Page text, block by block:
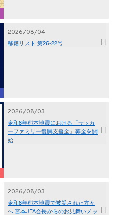
2026/08/04
移籍リスト 第26-22号
2026/08/03
令和8年熊本地震における「サッカ
ーファミリー復興支援金」募金を開
始
2026/08/03
令和8年熊本地震で被災された方々
へ 宮本JFA会長からのお見舞いメッ